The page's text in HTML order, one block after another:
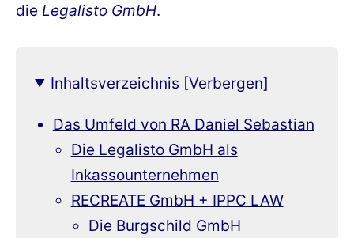
die Legalisto GmbH.
Inhaltsverzeichnis [Verbergen]
Das Umfeld von RA Daniel Sebastian
Die Legalisto GmbH als
Inkassounternehmen
RECREATE GmbH + IPPC LAW
Die Burgschild GmbH